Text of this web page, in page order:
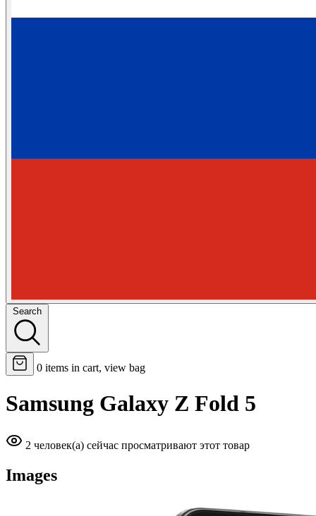
Search
0 items in cart, view bag
Samsung Galaxy Z Fold 5
2 человек(а) сейчас просматривают этот товар
Images